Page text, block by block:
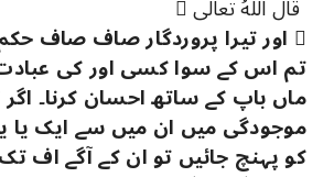
قالَ اللهُ تعالی 
 اور تیرا پروردگار صاف صاف
تم اس کے سوا کسی اور کی عبادت
ماں باپ کے ساتھ احسان کرنا۔
موجودگی میں ان میں سے ایک یا
کو پہنچ جائیں تو ان کے آگے اف تک